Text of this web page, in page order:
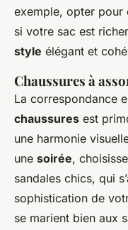
exemple, opter pour
si votre sac est
style élégant et
Chaussures à
La correspondance
chaussures est
une harmonie
une soirée,
sandales chics, qui
sophistication de
se marient bien aux